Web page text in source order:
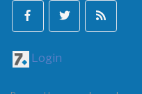
Login